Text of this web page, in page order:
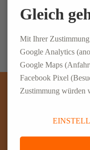
Gleich
Mit Ihrer
Google Analytics
Google Maps
Facebook Pixel
Zustimmung würden